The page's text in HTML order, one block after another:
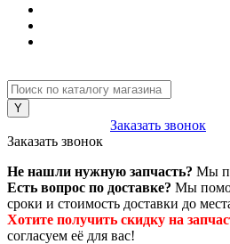
Заказать звонок
Заказать звонок
Не нашли нужную запчасть? Мы
Есть вопрос по доставке? Мы
сроки и стоимость доставки до
Хотите получить скидку на
согласуем её для вас!